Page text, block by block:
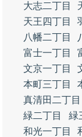
大志二丁目
天王四丁目
八幡二丁目
富士一丁目
文京一丁目
本町三丁目
真清田二丁目
緑二丁目
緑
和光一丁目